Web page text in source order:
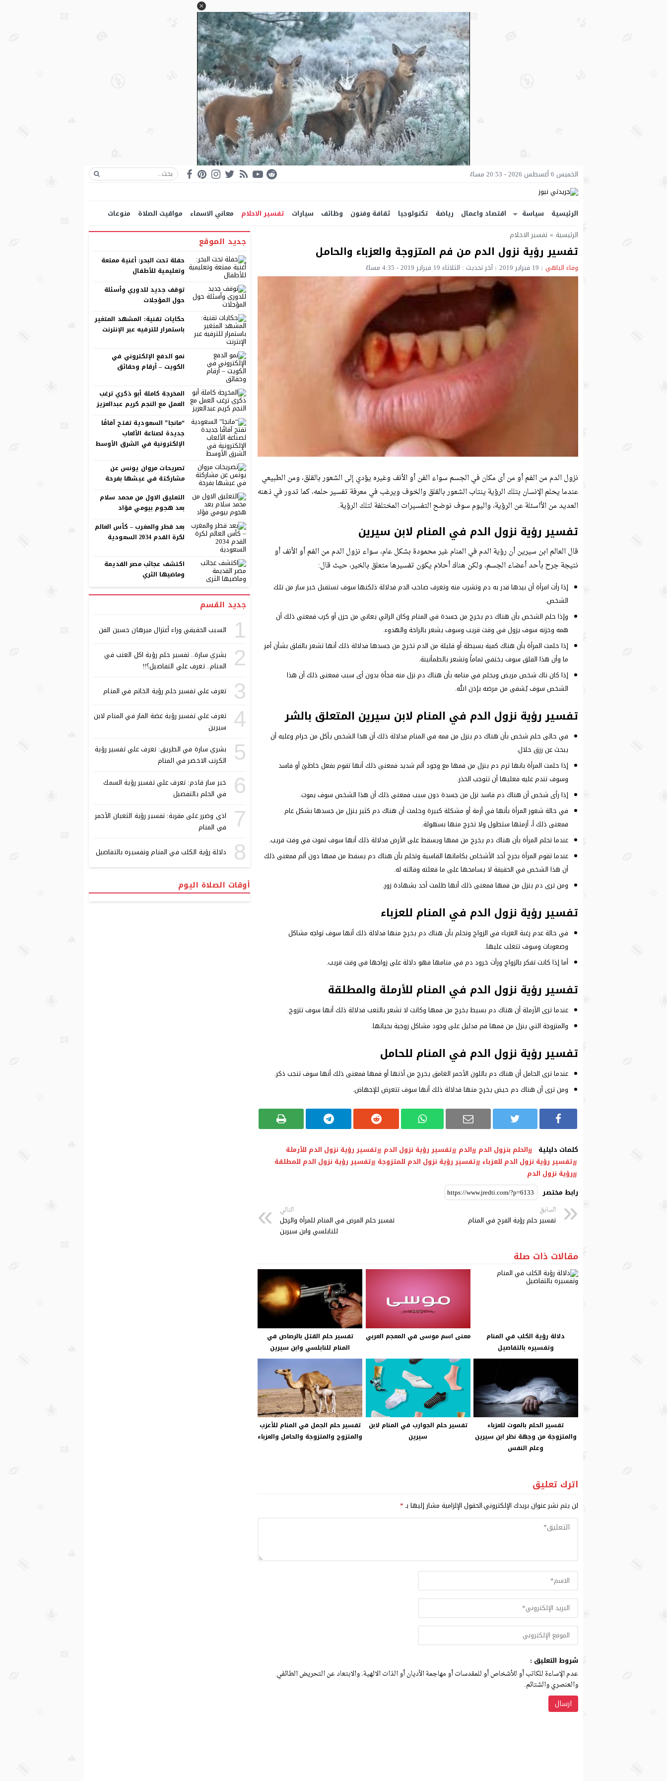
الخميس 6 أغسطس 2026 - 20:53 مساءً
الرئيسية سياسة اقتصاد واعمال رياضة تكنولوجيا ثقافة وفنون وظائف سيارات تفسير الاحلام معاني الاسماء مواقيت الصلاة
منوعات
الرئيسية » تفسير الاحلام
تفسير رؤية نزول الدم من فم المتزوجة والعزباء والحامل
وفاء الباهي 19 فبراير 2019 آخر تحديث : الثلاثاء 19 فبراير 2019 - 4:35 مساءً
نزول الدم من الفم أو من أى مكان في الجسم سواء الفن أو الأنف وغيره يؤدي إلى الشعور بالقلق، ومن الطبيعي
عندما يحلم الإنسان بتلك الرؤية ينتاب الشعور بالقلق والخوف ويرغب في معرفة تفسير حلمه، كما تدور في ذهنه
العديد من الأاسئلة عن الرؤية، واليوم سوف نوضح التفسيرات المختلفة لتلك الرؤية.
تفسير رؤية نزول الدم في المنام لابن سيرين
قال العالم ابن سيرين أن رؤية الدم في المنام غير محمودة بشكل عام، سواء نزول الدم من الفم أو الأنف أو
نتيجة جرح بأحد أعضاء الجسم، ولكن هناك أحلام يكون تفسيرها متعلق بالخير، حيث قال:
إذا رأت امرأة أن بيدها قدر به دم وتشرب منه وتعرف صاحب الدم فدلالة ذلكنها سوف تستقبل خبر سار من تلك
الشخص.
وإذا حلم الشخص بأن هناك دم يخرج من جسدة في المنام وكان الرائي يعاني من حزن أو كرب فمعنى ذلك أن
همه وحزنه سوف يزول في وقت قريب وسوف يشعر بالراحة والهدوء.
إذا حلمت المرأة بأن هناك كمية بسيطة أو قليلة من الدم تخرج من جسدها فدلالة ذلك أنها تشعر بالقلق بشأن أمر
ما وأن هذا القلق سوف يختفي تماماً وتشعر بالطمأنينة.
إذا كان ناك شخص مريض ويحلم في منامه بأن هناك دم نزل منه فجأة بدون أى سبب فمعنى ذلك أن هذا
الشخص سوف يُشفى من مرضه بإذن الله.
تفسير رؤية نزول الدم في المنام لابن سيرين المتعلق بالشر
في حالى حلم شخص بأن هناك دم ينزل من فمه في المنام فدلالة ذلك أن هذا الشخص يأكل من حرام وعليه أن
يبحث عن رزق حلال.
إذا حلمت المرأة بانها ترم دم ينزل من فمها مع وجود ألم شديد فمعنى ذلك أنها تقوم بفعل خاطئ أو فاسد
وسوف تندم عليه فعليها أن تتوجب الحذر.
إذا رأى شخص أن هناك دم فاسد نزل من جسدة دون سبب فمعنى ذلك أن هذا الشخص سوف يموت.
في حالة شعور المرأة بأنها في أزمة أو مشكلة كبيرة وحلمت أن هناك دم كثير ينزل من جسدها بشكل عام
فمعنى ذلك أ، أزمتها ستطول ولا تخرج منها بسهولة.
عندما تحلم المرأة بأن هناك دم يخرج من فمها ويسقط على الأرض فدلالة ذلك أنها سوف تموت في وقت قريب.
عندما تقوم المرأة بجرح أحد الأشخاص بكاماتها القاسية وتحلم بأن هناك دم يسقط من فمها دون ألم فمعنى ذلك
أن هذا الشخص في الحقيقة لا يسامحها على ما فعلته وقالته له.
ومن ترى دم ينزل من فمها فمعنى ذلك أنها ظلمت أحد بشهادة زور.
تفسير رؤية نزول الدم في المنام للعزباء
في حالة عدم رغبة العزباء في الزواج وتحلم بأن هناك دم يخرج منها فدلالة ذلك أنها سوف تواجه مشاكل
وصعوبات وسوف تتغلب عليها.
أما إذا كانت تفكر بالزواج ورأت خرود دم في منامها فهو دلالة على زواجها في وقت قريب.
تفسير رؤية نزول الدم في المنام للأرملة والمطلقة
عندما ترى الأرملة أن هناك دم بسيط يخرج من فمها وكانت لا تشعر بالتعب فدلالة ذلك أنها سوف تتزوج.
والمتزوجة التي ينزل من فمها فم فدليل على وجود مشاكل زوجية بحياتها.
تفسير رؤية نزول الدم في المنام للحامل
عندما ترى الحامل أن هناك دم باللون الأحمر الغامق يخرج من أذنها أو فمها فمعنى ذلك أنها سوف تنجب ذكر.
ومن ترى أن هناك دم حيض يخرج منها فدلالة ذلك أنها سوف تتعرض للإجهاض.
كلمات دليلية الحلم بنزول الدم الدم تفسير رؤية نزول الدم تفسير رؤية نزول الدم للأرملة
تفسير رؤية نزول الدم للعزباء تفسير رؤية نزول الدم للمتزوجة تفسير رؤية نزول الدم للمطلقة
رؤية نزول الدم
رابط مختصر
السابق
تفسير حلم رؤية الفرح في المنام
التالي
تفسير حلم المرض في المنام للمرأة والرجل
للنابلسي وابن سيرين
مقالات ذات صلة
دلالة رؤية الكلب في المنام
وتفسيره بالتفاصيل
معنى اسم موسى في المعجم العربي
تفسير حلم القتل بالرصاص في
المنام للنابلسي وابن سيرين
تفسير الحلم بالموت للعزباء
والمتزوجة من وجهة نظر ابن سيرين
وعلم النفس
تفسير حلم الجوارب في المنام لابن
سيرين
تفسير حلم الجمل في المنام للأعزب
والمتزوج والمتزوجة والحامل والعزباء
اترك تعليق
لن يتم نشر عنوان بريدك الإلكتروني.الحقول الإلزامية مشار إليها بـ*
شروط التعليق :
عدم الإساءة للكاتب أو للأشخاص أو للمقدسات أو مهاجمة الأديان أو الذات الالهية. والابتعاد عن التحريض الطائفي
والعنصري والشتائم.
جديد الموقع
حفلة تحت البحر: أغنية ممتعة
وتعليمية للأطفال
توقف جديد للدوري وأسئلة
حول المؤجلات
حكايات تقنية: المشهد المتغير
باستمرار للترفيه عبر الإنترنت
نمو الدفع الإلكتروني في
الكويت – أرقام وحقائق
المخرجة كاملة أبو ذكري ترغب
العمل مع النجم كريم عبدالعزيز
“مانجا” السعودية تفتح آفاقًا
جديدة لصناعة الألعاب
الإلكترونية في الشرق الأوسط
تصريحات مروان يونس عن
مشاركتة في عيشها بفرحة
التعليق الاول من محمد سلام
بعد هجوم بيومي فؤاد
بعد قطر والمغرب – كأس العالم
لكرة القدم 2034 السعودية
اكتشف عجائب مصر القديمة
وماضيها الثري
جديد القسم
1 السبب الحقيقي وراء أعتزال ميرهان حسين الفن
2
بشري سارة.. تفسير حلم رؤية اكل العنب في
المنام.. تعرف علي التفاصيل؟!!
3 تعرف علي تفسير حلم رؤية الخاتم في المنام
4
تعرف علي تفسير رؤية عضة الفار في المنام لابن
سيرين
5
بشري سارة في الطريق: تعرف علي تفسير رؤية
الكرنب الاخضر في المنام
6
خبر سار قادم: تعرف علي تفسير رؤية السمك
في الحلم بالتفصيل
7
اذى وضرر على مقربة: تفسير رؤية الثعبان الأحمر
في المنام
8 دلالة رؤية الكلب في المنام وتفسيره بالتفاصيل
أوقات الصلاة اليوم